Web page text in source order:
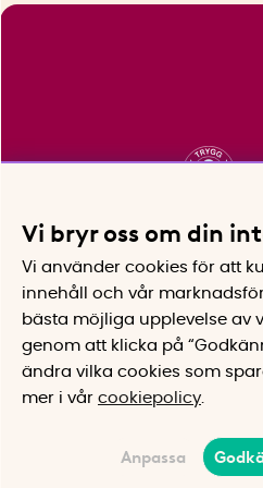
Vi bryr oss om din
Vi använder cookies för att
innehåll och vår
bästa möjliga upplevelse av
genom att klicka på
ändra vilka cookies som
mer i vår cookiepolicy
Anpassa